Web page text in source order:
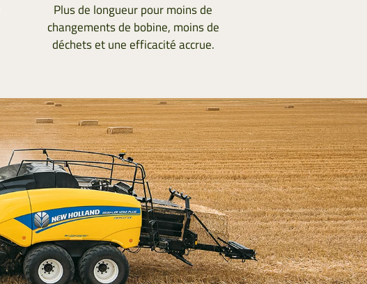
Plus de longueur pour moins de
changements de bobine, moins de
déchets et une efficacité accrue.